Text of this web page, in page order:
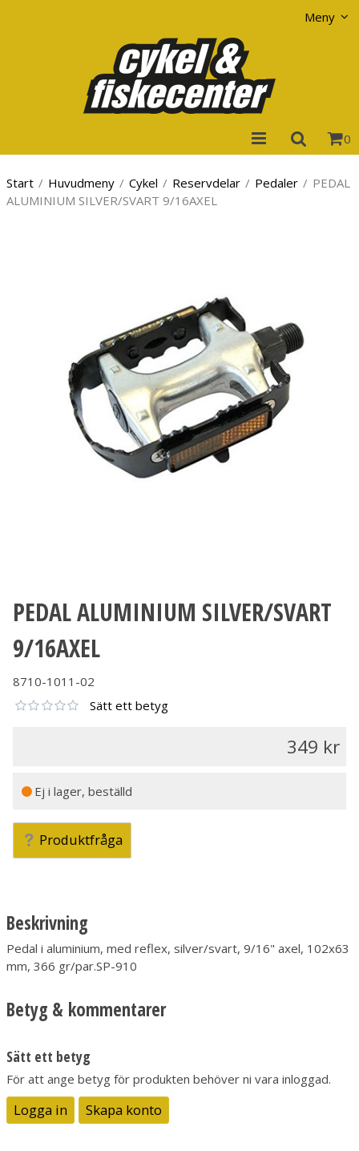
Meny
0
Start / Huvudmeny / Cykel / Reservdelar / Pedaler / PEDAL
ALUMINIUM SILVER/SVART 9/16AXEL
PEDAL ALUMINIUM SILVER/SVART
9/16AXEL
8710-1011-02
Sätt ett betyg
349
Ej i lager, beställd
Produktfråga
Beskrivning
Pedal i aluminium, med reflex, silver/svart, 9/16" axel, 102x63
mm, 366 gr/par.SP-910
Betyg & kommentarer
Sätt ett betyg
För att ange betyg för produkten behöver ni vara inloggad.
Logga in Skapa konto